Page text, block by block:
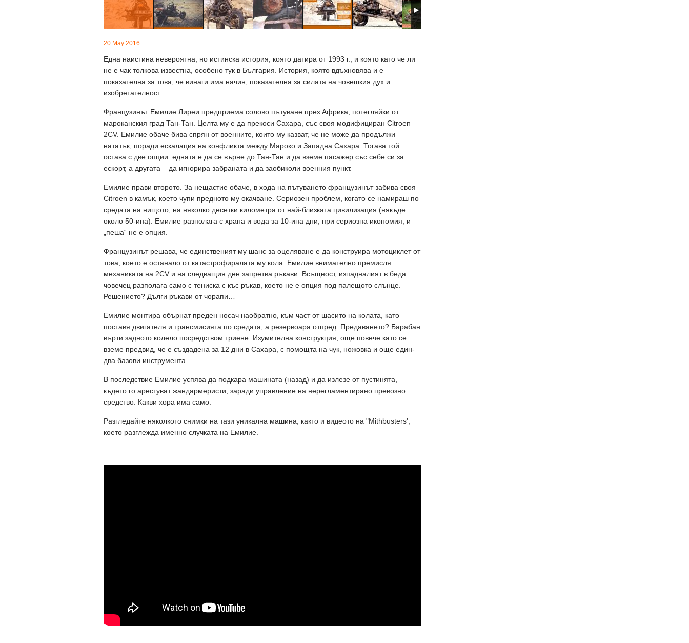
20 May 2016
Една наистина невероятна, но истинска история, която датира от 1993 г., и която като че ли
не е чак толкова известна, особено тук в България. История, която вдъхновява и е
показателна за това, че винаги има начин, показателна за силата на човешкия дух и
изобретателност.
Французинът Емилие Лиреи предприема солово пътуване през Африка, потегляйки от
мароканския град Тан-Тан. Целта му е да прекоси Сахара, със своя модифициран Citroen
2CV. Емилие обаче бива спрян от военните, които му казват, че не може да продължи
нататък, поради ескалация на конфликта между Мароко и Западна Сахара. Тогава той
остава с две опции: едната е да се върне до Тан-Тан и да вземе пасажер със себе си за
ескорт, а другата – да игнорира забраната и да заобиколи военния пункт.
Емилие прави второто. За нещастие обаче, в хода на пътуването французинът забива своя
Citroen в камък, което чупи предното му окачване. Сериозен проблем, когато се намираш по
средата на нищото, на няколко десетки километра от най-близката цивилизация (някъде
около 50-ина). Емилие разполага с храна и вода за 10-ина дни, при сериозна икономия, и
„пеша“ не е опция.
Французинът решава, че единственият му шанс за оцеляване е да конструира мотоциклет от
това, което е останало от катастрофиралата му кола. Емилие внимателно премисля
механиката на 2CV и на следващия ден запретва ръкави. Всъщност, изпадналият в беда
човечец разполага само с тениска с къс ръкав, което не е опция под палещото слънце.
Решението? Дълги ръкави от чорапи…
Емилие монтира обърнат преден носач наобратно, към част от шасито на колата, като
поставя двигателя и трансмисията по средата, а резервоара отпред. Предаването? Барабан
върти задното колело посредством триене. Изумителна конструкция, още повече като се
вземе предвид, че е създадена за 12 дни в Сахара, с помощта на чук, ножовка и още един-
два базови инструмента.
В последствие Емилие успява да подкара машината (назад) и да излезе от пустинята,
където го арестуват жандармеристи, заради управление на нерегламентирано превозно
средство. Какви хора има само.
Разгледайте няколкото снимки на тази уникална машина, както и видеото на "Mithbusters',
което разглежда именно случката на Емилие.